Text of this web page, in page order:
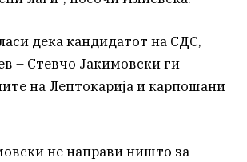
дека кандидатот на СДС,
– Стевчо Јакимовски ги
на Лептокарија и карпошани
не направи ништо за